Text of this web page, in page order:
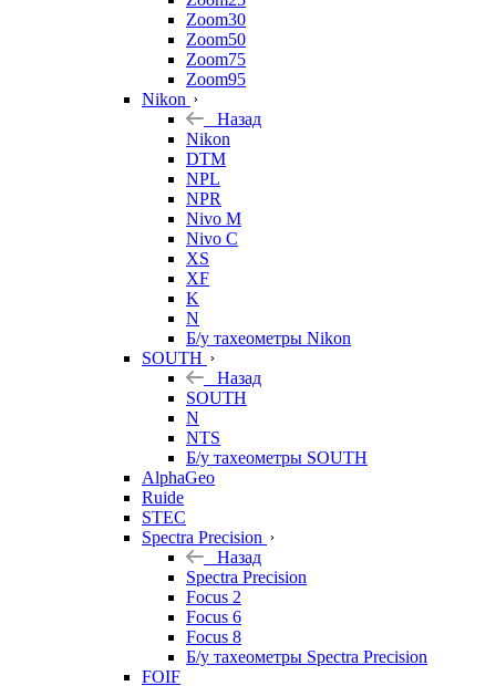
Zoom30
Zoom50
Zoom75
Zoom95
Nikon
Назад
Nikon
DTM
NPL
NPR
Nivo M
Nivo C
XS
XF
K
N
Б/у тахеометры Nikon
SOUTH
Назад
SOUTH
N
NTS
Б/у тахеометры SOUTH
AlphaGeo
Ruide
STEC
Spectra Precision
Назад
Spectra Precision
Focus 2
Focus 6
Focus 8
Б/у тахеометры Spectra Precision
FOIF